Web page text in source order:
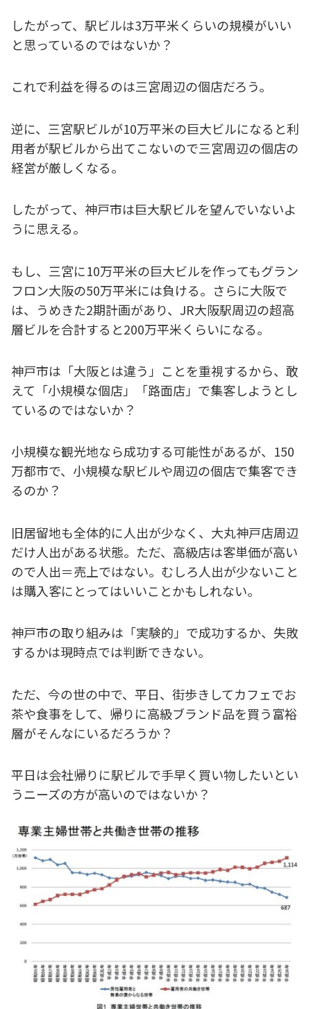
したがって、駅ビルは3万平米くらいの規模がいい
と思っているのではないか？
これで利益を得るのは三宮周辺の個店だろう。
逆に、三宮駅ビルが10万平米の巨大ビルになると利
用者が駅ビルから出てこないので三宮周辺の個店の
経営が厳しくなる。
したがって、神戸市は巨大駅ビルを望んでいないよ
うに思える。
もし、三宮に10万平米の巨大ビルを作ってもグラン
フロン大阪の50万平米には負ける。さらに大阪で
は、うめきた2期計画があり、JR大阪駅周辺の超高
層ビルを合計すると200万平米くらいになる。
神戸市は「大阪とは違う」ことを重視するから、敢
えて「小規模な個店」「路面店」で集客しようとし
ているのではないか？
小規模な観光地なら成功する可能性があるが、150
万都市で、小規模な駅ビルや周辺の個店で集客でき
るのか？
旧居留地も全体的に人出が少なく、大丸神戸店周辺
だけ人出がある状態。ただ、高級店は客単価が高い
ので人出＝売上ではない。むしろ人出が少ないこと
は購入客にとってはいいことかもしれない。
神戸市の取り組みは「実験的」で成功するか、失敗
するかは現時点では判断できない。
ただ、今の世の中で、平日、街歩きしてカフェでお
茶や食事をして、帰りに高級ブランド品を買う富裕
層がそんなにいるだろうか？
平日は会社帰りに駅ビルで手早く買い物したいとい
うニーズの方が高いのではないか？